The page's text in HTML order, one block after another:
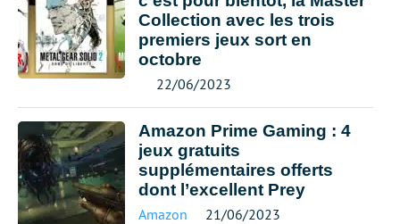
Collection avec les trois
premiers jeux sort en
octobre
22/06/2023
Amazon Prime Gaming : 4
jeux gratuits
supplémentaires offerts
dont l’excellent Prey
Amazon 21/06/2023